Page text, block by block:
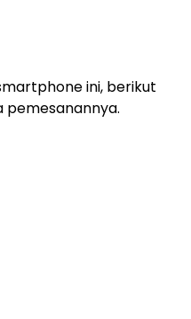
ini, berikut
pemesanannya.